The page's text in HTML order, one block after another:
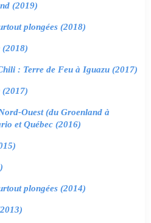
(2019)
plongées (2018)
(2018)
: Terre de Feu à Iguazu (2017)
(2017)
Ouest (du Groenland à
et Québec (2016)
plongées (2014)